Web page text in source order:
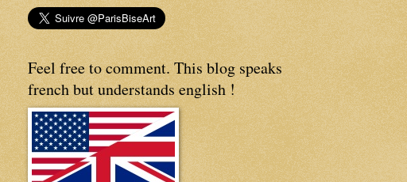
Feel free to comment. This blog speaks
french but understands english !